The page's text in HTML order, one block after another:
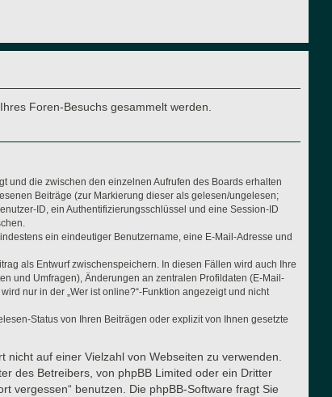
Foren-Besuchs gesammelt werden.
und die zwischen den einzelnen Aufrufen des Boards erhalten
Beiträge (zur Markierung dieser als gelesen/ungelesen;
ID, ein Authentifizierungsschlüssel und eine Session-ID
ein eindeutiger Benutzername, eine E-Mail-Adresse und
als Entwurf zwischenspeichern. In diesen Fällen wird auch Ihre
und Umfragen), Änderungen an zentralen Profildaten (E-Mail-
nur in der „Wer ist online?“-Funktion angezeigt und nicht
Status von Ihren Beiträgen oder explizit von Ihnen gesetzte
nicht auf einer Vielzahl von Webseiten zu verwenden.
des Betreibers, von phpBB Limited oder ein Dritter
vergessen“ benutzen. Die phpBB-Software fragt Sie